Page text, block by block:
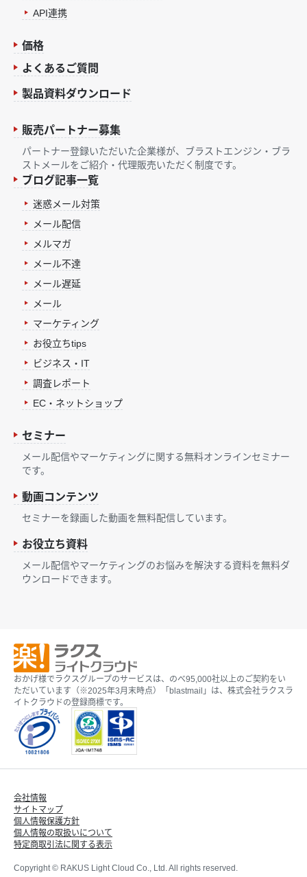
API連携
価格
よくあるご質問
製品資料ダウンロード
販売パートナー募集
パートナー登録いただいた企業様が、ブラストエンジン・ブラ
ストメールをご紹介・代理販売いただく制度です。
ブログ記事一覧
迷惑メール対策
メール配信
メルマガ
メール不達
メール遅延
メール
マーケティング
お役立ちtips
ビジネス・IT
調査レポート
EC・ネットショップ
セミナー
メール配信やマーケティングに関する無料オンラインセミナー
です。
動画コンテンツ
セミナーを録画した動画を無料配信しています。
お役立ち資料
メール配信やマーケティングのお悩みを解決する資料を無料ダ
ウンロードできます。
おかげ様でラクスグループのサービスは、のべ95,000社以上のご契約をい
ただいています（※2025年3月末時点）「blastmail」は、株式会社ラクスラ
イトクラウドの登録商標です。
会社情報
サイトマップ
個人情報保護方針
個人情報の取扱いについて
特定商取引法に関する表示
Copyright © RAKUS Light Cloud Co., Ltd. All rights reserved.